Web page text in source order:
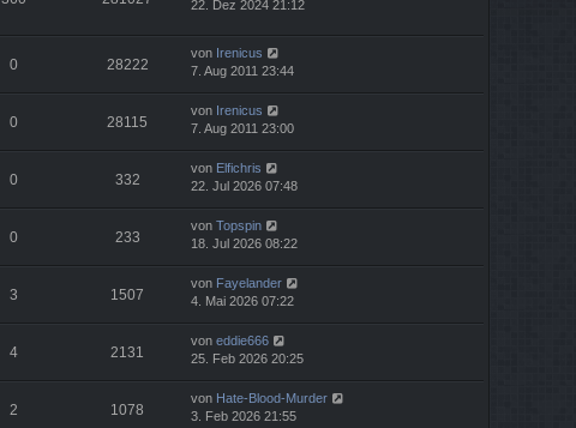
22. Dez 2024 21:12
0 28222
von Irenicus
7. Aug 2011 23:44
0 28115
von Irenicus
7. Aug 2011 23:00
0 332
von Elfichris
22. Jul 2026 07:48
0 233
von Topspin
18. Jul 2026 08:22
3 1507
von Fayelander
4. Mai 2026 07:22
4 2131
von eddie666
25. Feb 2026 20:25
2 1078
von Hate-Blood-Murder
3. Feb 2026 21:55